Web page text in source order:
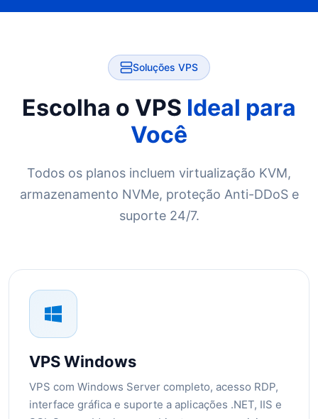
Soluções VPS
Escolha o VPS Ideal para
Você
Todos os planos incluem virtualização KVM,
armazenamento NVMe, proteção Anti-DDoS e
suporte 24/7.
VPS Windows
VPS com Windows Server completo, acesso RDP,
interface gráfica e suporte a aplicações .NET, IIS e